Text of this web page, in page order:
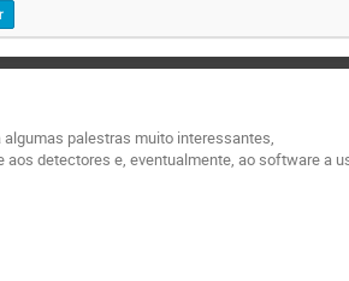
palestras muito interessantes,
aos detectores e, eventualmente, ao software a